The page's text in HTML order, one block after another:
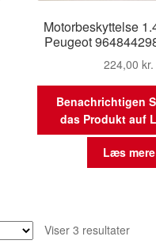
Motorbeskyttelse
Peugeot
224,00kr.
Benachrichtigen
das Produkt auf
Læs mere
Viser 3 resultater